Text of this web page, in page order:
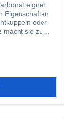
eignet
Eigenschaften
oder
macht sie zu